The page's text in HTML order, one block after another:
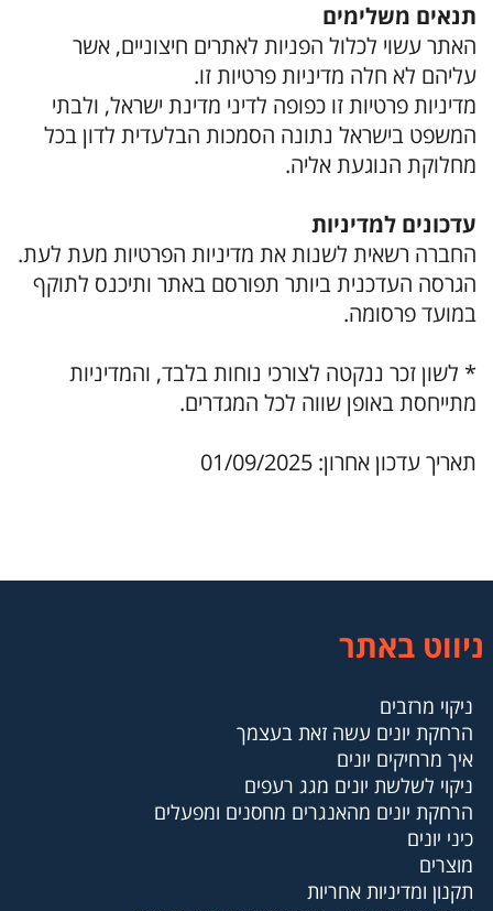
תנאים משלימים
האתר עשוי לכלול הפניות לאתרים חיצוניים, אשר
עליהם לא חלה מדיניות פרטיות זו.
מדיניות פרטיות זו כפופה לדיני מדינת ישראל, ולבתי
המשפט בישראל נתונה הסמכות הבלעדית לדון בכל
מחלוקת הנוגעת אליה.
עדכונים למדיניות
החברה רשאית לשנות את מדיניות הפרטיות מעת לעת.
הגרסה העדכנית ביותר תפורסם באתר ותיכנס לתוקף
במועד פרסומה.
* לשון זכר ננקטה לצורכי נוחות בלבד, והמדיניות
מתייחסת באופן שווה לכל המגדרים.
תאריך עדכון אחרון: 01/09/2025
ניווט באתר
ניקוי מרזבים
הרחקת יונים עשה זאת בעצמך
איך מרחיקים יונים
ניקוי לשלשת יונים מגג רעפים
הרחקת יונים מהאנגרים מחסנים ומפעלים
כיני יונים
מוצרים
תקנון ומדיניות אחריות